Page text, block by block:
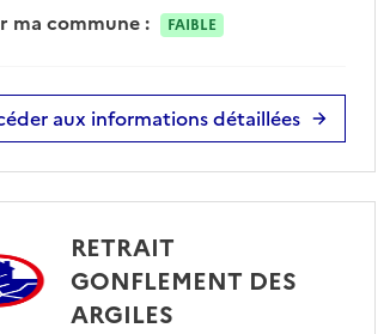
ma commune : FAIBLE
aux informations détaillées
RETRAIT
GONFLEMENT DES
ARGILES